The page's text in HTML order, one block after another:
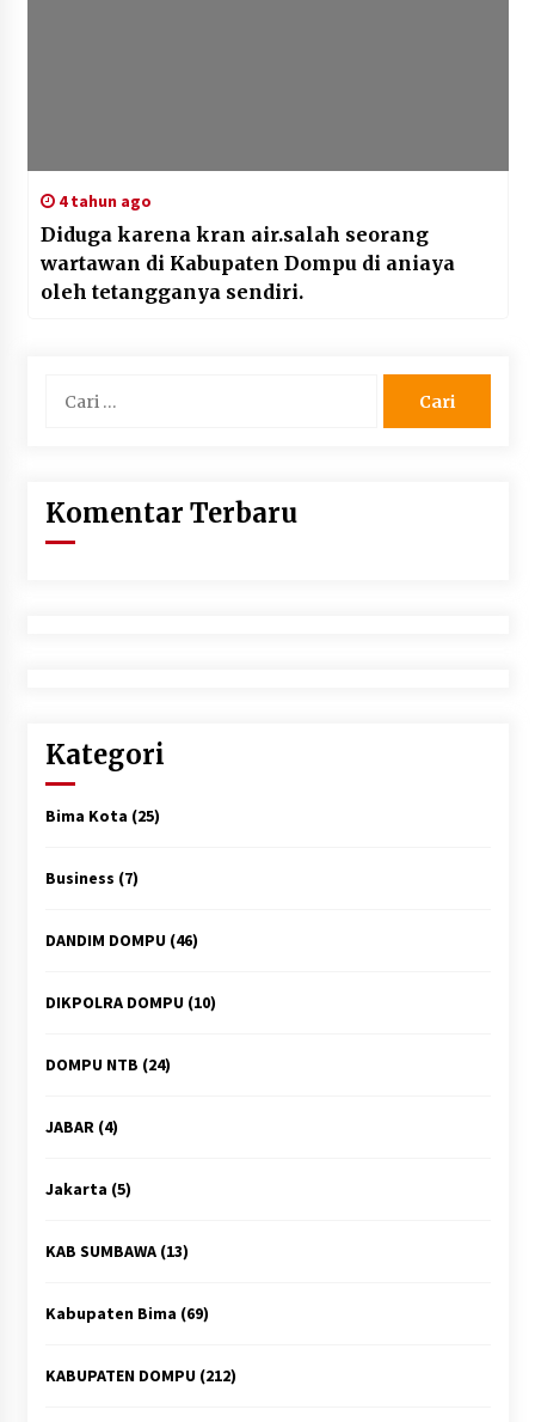
4 tahun ago
Diduga karena kran air.salah seorang
wartawan di Kabupaten Dompu di aniaya
oleh tetangganya sendiri.
untuk:
Komentar Terbaru
Kategori
Bima Kota (25)
Business (7)
DANDIM DOMPU(46)
DIKPOLRA DOMPU(10)
DOMPU NTB (24)
JABAR(4)
Jakarta (5)
KAB SUMBAWA(13)
Kabupaten Bima (69)
KABUPATEN DOMPU(212)